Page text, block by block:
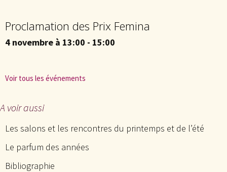
Proclamation des Prix Femina
4 novembre à 13:00 - 15:00
Voir tous les événements
A voir aussi
Les salons et les rencontres du printemps et de l’été
Le parfum des années
Bibliographie